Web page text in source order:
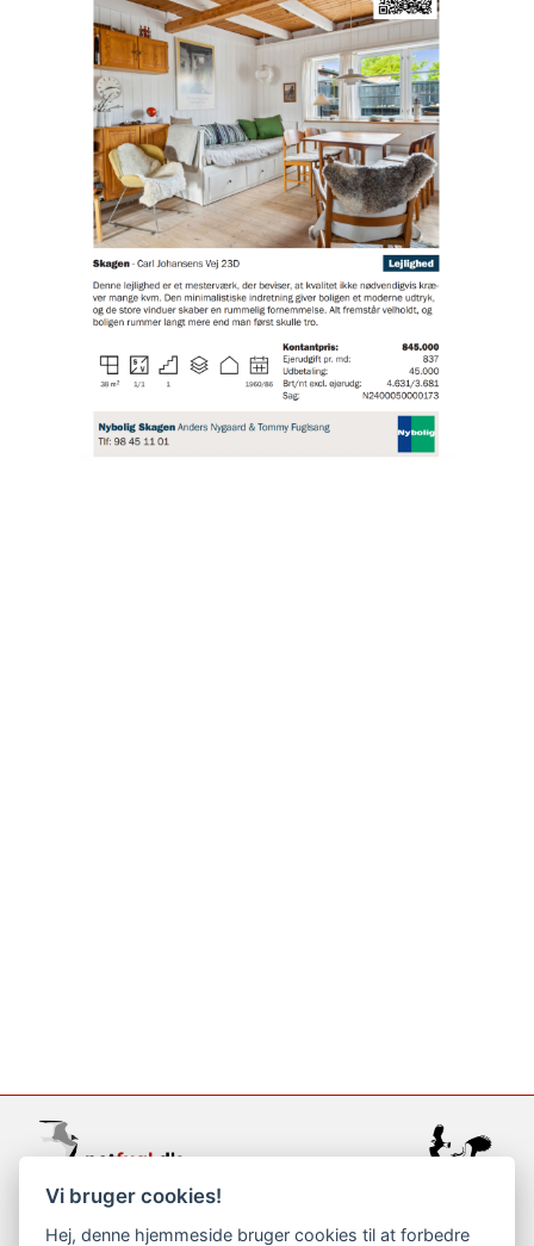
support@netfugl.dk
Vi bruger cookies!
Hej, denne hjemmeside bruger cookies til at forbedre